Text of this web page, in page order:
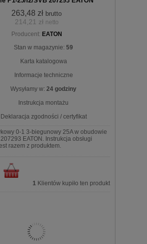
koszyka
263,48 zł brutto
214,21 zł netto
Producent: EATON
Stan w magazynie: 59
Karta katalogowa
Informacje techniczne
Wysyłamy w: 24 godziny
Instrukcja montażu
Deklaracja zgodności / certyfikat
0-1 3-biegunowy 25A w obudowie
EATON. Instrukcja obsługi
razem z produktem.
1 Klientów kupiło ten produkt